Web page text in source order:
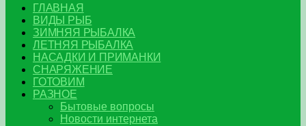
ГЛАВНАЯ
ВИДЫ РЫБ
ЗИМНЯЯ РЫБАЛКА
ЛЕТНЯЯ РЫБАЛКА
НАСАДКИ И ПРИМАНКИ
СНАРЯЖЕНИЕ
ГОТОВИМ
РАЗНОЕ
Бытовые вопросы
Новости интернета